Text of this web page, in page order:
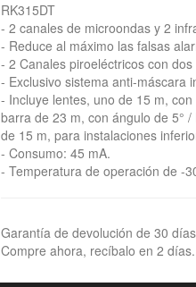
RK315DT
- 2 canales de microondas y 2
- Reduce al máximo las falsas
- 2 Canales piroeléctricos con
- Exclusivo sistema anti-máscara
- Incluye lentes, uno de 15 m,
barra de 23 m, con ángulo de 5°
de 15 m, para instalaciones
- Consumo: 45 mA.
- Temperatura de operación de -
Garantía de devolución de 30 días
Compre ahora, recíbalo en 2 días.